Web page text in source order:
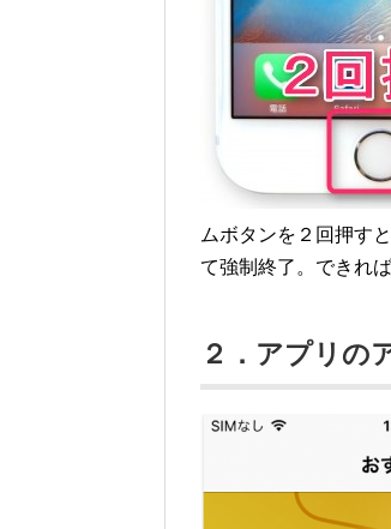
ムボタンを２回押す
て強制終了。できれ
２．アプリの